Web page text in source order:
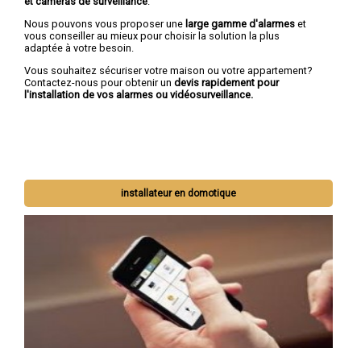
Nous pouvons vous proposer une large gamme d'alarmes et
vous conseiller au mieux pour choisir la solution la plus
adaptée à votre besoin.
Vous souhaitez sécuriser votre maison ou votre appartement?
Contactez-nous pour obtenir un devis rapidement pour
l'installation de vos alarmes ou vidéosurveillance.
installateur en domotique